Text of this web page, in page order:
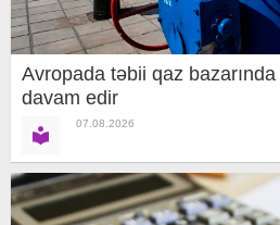
Avropada təbii qaz
davam edir
07.08.2026